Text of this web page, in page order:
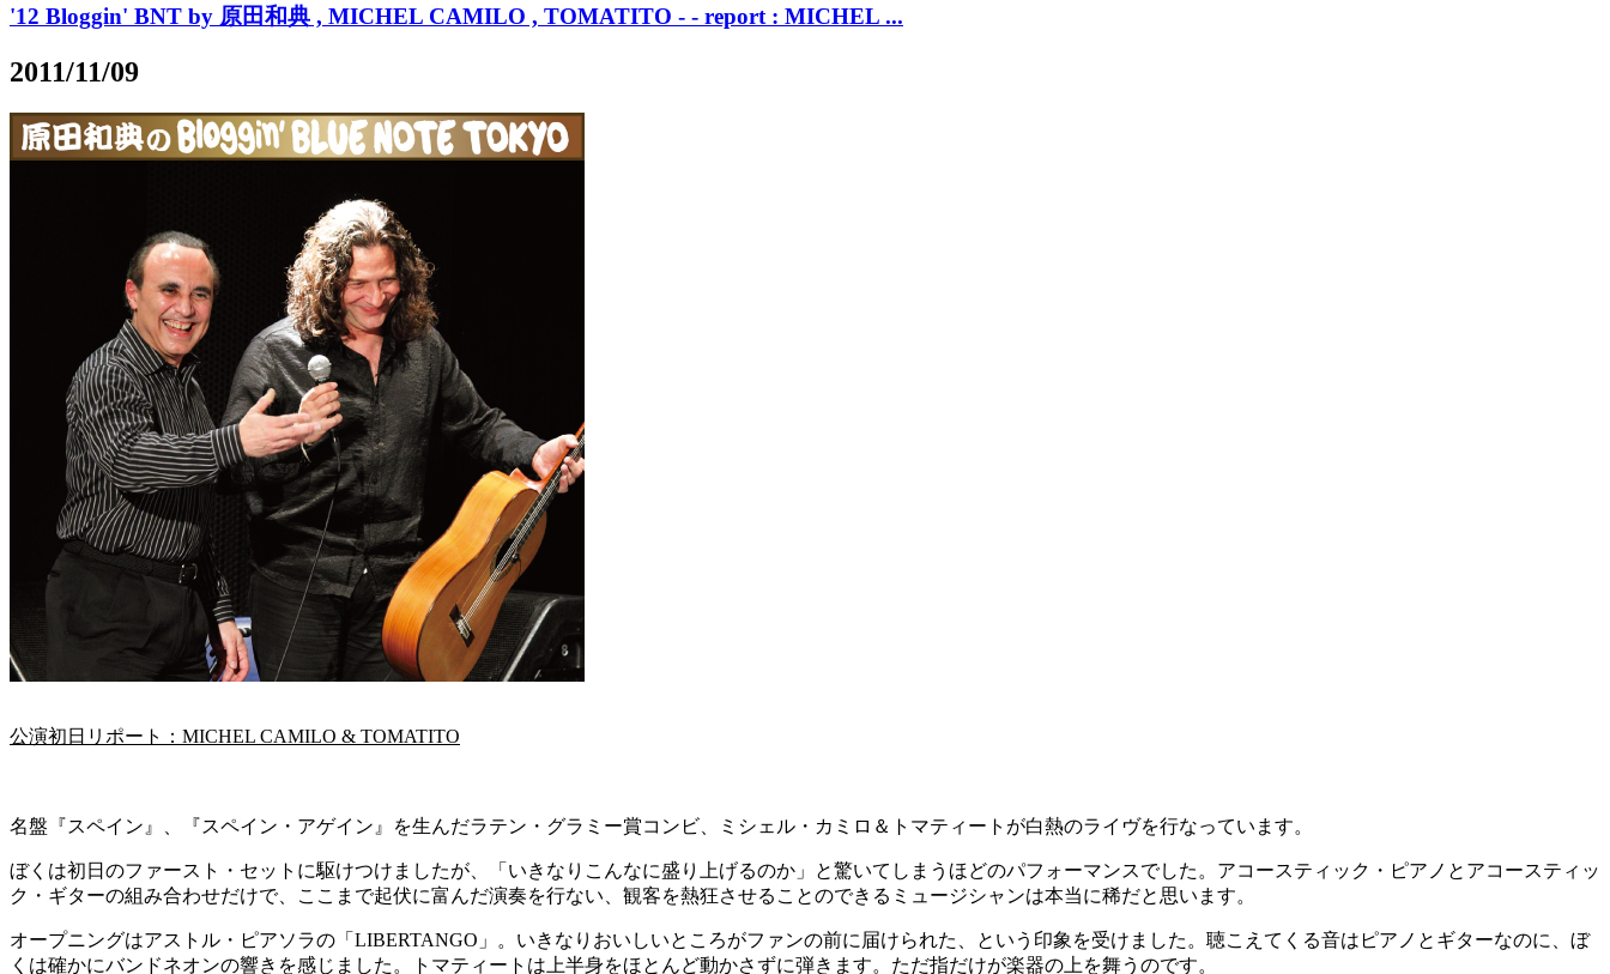
'12 Bloggin' BNT by 原田和典 , MICHEL CAMILO , TOMATITO - - report : MICHEL ...
2011/11/09
公演初日リポート：MICHEL CAMILO & TOMATITO
名盤『スペイン』、『スペイン・アゲイン』を生んだラテン・グラミー賞コンビ、ミシェル・カミロ＆トマティートが白熱のライヴを行なっています。
ぼくは初日のファースト・セットに駆けつけましたが、「いきなりこんなに盛り上げるのか」と驚いてしまうほどのパフォーマンスでした。アコースティック・ピアノとアコースティッ
ク・ギターの組み合わせだけで、ここまで起伏に富んだ演奏を行ない、観客を熱狂させることのできるミュージシャンは本当に稀だと思います。
オープニングはアストル・ピアソラの「LIBERTANGO」。いきなりおいしいところがファンの前に届けられた、という印象を受けました。聴こえてくる音はピアノとギターなのに、ぼ
くは確かにバンドネオンの響きを感じました。トマティートは上半身をほとんど動かさずに弾きます。ただ指だけが楽器の上を舞うのです。